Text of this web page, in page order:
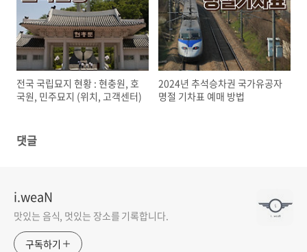
전국 국립묘지 현황 : 현충원, 호
국원, 민주묘지 (위치, 고객센터)
2024년 추석승차권 국가유공자
명절 기차표 예매 방법
댓글
i.weaN
맛있는 음식, 멋있는 장소를 기록합니다.
구독하기